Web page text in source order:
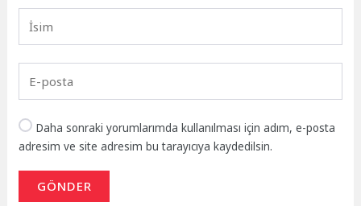
Daha sonraki yorumlarımda kullanılması için adım, e-posta
adresim ve site adresim bu tarayıcıya kaydedilsin.
GÖNDER